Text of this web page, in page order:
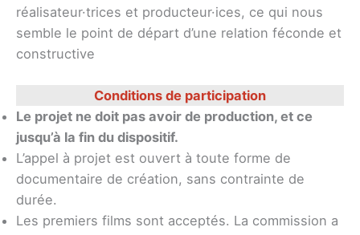
réalisateur·trices et producteur·ices, ce qui nous
semble le point de départ d’une relation féconde et
constructive
Conditions de participation
Le projet ne doit pas avoir de production, et ce
jusqu’à la fin du dispositif.
L’appel à projet est ouvert à toute forme de
documentaire de création, sans contrainte de
durée.
Les premiers films sont acceptés. La commission a